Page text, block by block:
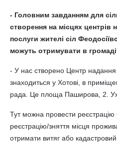
- Головним завданням для
створення на місцях центрів
послуги жителі сіл
можуть отримувати в
- У нас створено Центр надання
знаходиться у Хотові, в
рада. Це площа Паширова, 2.
Тут можна провести
реєстрацію/зняття місця
отримати витяг або